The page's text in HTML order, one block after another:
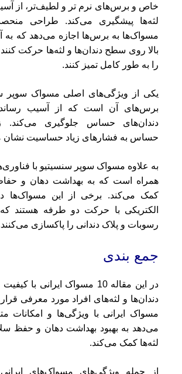
خاص و برس‌های نرم تر و لطیف‌تر، از
لثه‌ها پیشگیری می‌کند. طراحی
مسواک‌ها به برس‌ها اجازه می‌دهد که به
بالا روی سطح دندان‌ها و لثه‌ها حرکت
را به طور کامل تمیز کنند.
یکی از ویژگی‌های اصلی مسواک سوپر
برس‌های آن است که از آسیب
دندان‌های حساس جلوگیری می‌کند.
حساس به فشارهای زیاد حساسیت نشان
به علاوه مسواک سوپر سنسیتیو با
همراه است که به بهداشت دهان و
کمک می‌کند. برخی از این مسواک‌ها
الکتریکی با حرکت دو طرفه هستند
رسوبات و پلاک دندانی را پاکسازی
جمع بندی
در این مقاله 10 مسواک ایرانی
دندان‌ها و لثه‌های افراد مورد معرفی قرار
مسواک ایرانی با ویژگی‌ها و امکانات
می‌دهد به بهبود بهداشت دهان و حفظ
لثه‌ها کمک می‌کند.
از جمله ویژگی‌های مسواک‌های